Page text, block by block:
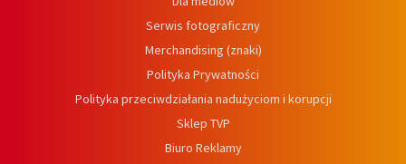
Serwis fotograficzny
Merchandising (znaki)
Polityka Prywatności
Polityka przeciwdziałania nadużyciom i korupcji
Sklep TVP
Biuro Reklamy